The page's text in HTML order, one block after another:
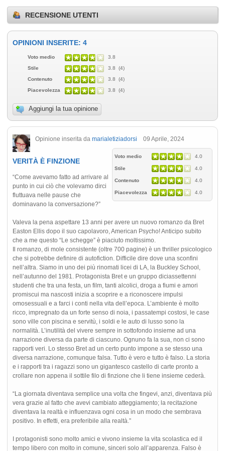
RECENSIONE UTENTI
OPINIONI INSERITE: 4
Voto medio
3.8
Stile
3.8 (4)
Contenuto
3.8 (4)
Piacevolezza
3.8 (4)
Aggiungi la tua opinione
Opinione inserita da marialetiziadorsi 09 Aprile, 2024
Voto medio 4.0
Stile 4.0
Contenuto 4.0
Piacevolezza 4.0
VERITÀ È FINZIONE
“Come avevamo fatto ad arrivare al
punto in cui ciò che volevamo dirci
fluttuava nelle pause che
dominavano la conversazione?”
Valeva la pena aspettare 13 anni per avere un nuovo romanzo da Bret
Easton Ellis dopo il suo capolavoro, American Psycho! Anticipo subito
che a me questo “Le schegge” è piaciuto moltissimo.
Il romanzo, di mole consistente (oltre 700 pagine) è un thriller psicologico
che si potrebbe definire di autofiction. Difficile dire dove una sconfini
nell’altra. Siamo in uno dei più rinomati licei di LA, la Buckley School,
nell’autunno del 1981. Protagonista Bret e un gruppo diciassettenni
studenti che tra una festa, un film, tanti alcolici, droga a fiumi e amori
promiscui ma nascosti inizia a scoprire e a riconoscere impulsi
omosessuali e a farci i conti nella vita dell’epoca. L’ambiente è molto
ricco, impregnato da un forte senso di noia, i passatempi costosi, le case
sono ville con piscina e servitù, i soldi e le auto di lusso sono la
normalità. L’inutilità del vivere sempre in sottofondo insieme ad una
narrazione diversa da parte di ciascuno. Ognuno fa la sua, non ci sono
rapporti veri. Lo stesso Bret ad un certo punto impone a se stesso una
diversa narrazione, comunque falsa. Tutto è vero e tutto è falso. La storia
e i rapporti tra i ragazzi sono un gigantesco castello di carte pronto a
crollare non appena il sottile filo di finzione che li tiene insieme cederà.
“La giornata diventava semplice una volta che fingevi, anzi, diventava più
vera grazie al fatto che avevi cambiato atteggiamento; la recitazione
diventava la realtà e influenzava ogni cosa in un modo che sembrava
positivo. In effetti, era preferibile alla realtà.”
I protagonisti sono molto amici e vivono insieme la vita scolastica ed il
tempo libero con molto in comune, sinceri solo all’apparenza. Falso è